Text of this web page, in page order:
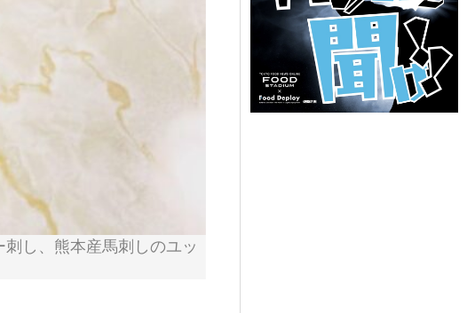
し、熊本産馬刺しのユッ